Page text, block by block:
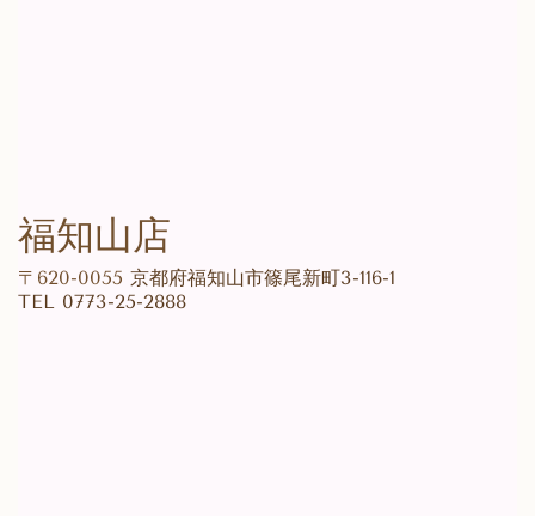
福知山店
〒620-0055 京都府福知山市篠尾新町3-116-1
TEL 0773-25-2888